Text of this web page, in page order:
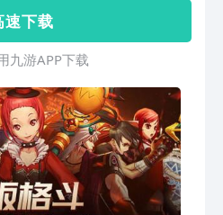
/注册海量资源助力成长，快速
接轨大部队！
速 下 载
九游APP下载